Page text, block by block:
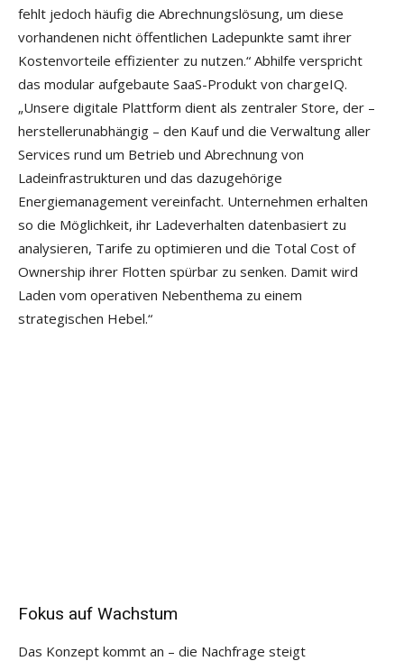
fehlt jedoch häufig die Abrechnungslösung, um diese
vorhandenen nicht öffentlichen Ladepunkte samt ihrer
Kostenvorteile effizienter zu nutzen.“ Abhilfe verspricht
das modular aufgebaute SaaS-Produkt von chargeIQ.
„Unsere digitale Plattform dient als zentraler Store, der –
herstellerunabhängig – den Kauf und die Verwaltung aller
Services rund um Betrieb und Abrechnung von
Ladeinfrastrukturen und das dazugehörige
Energiemanagement vereinfacht. Unternehmen erhalten
so die Möglichkeit, ihr Ladeverhalten datenbasiert zu
analysieren, Tarife zu optimieren und die Total Cost of
Ownership ihrer Flotten spürbar zu senken. Damit wird
Laden vom operativen Nebenthema zu einem
strategischen Hebel.“
Fokus auf Wachstum
Das Konzept kommt an – die Nachfrage steigt